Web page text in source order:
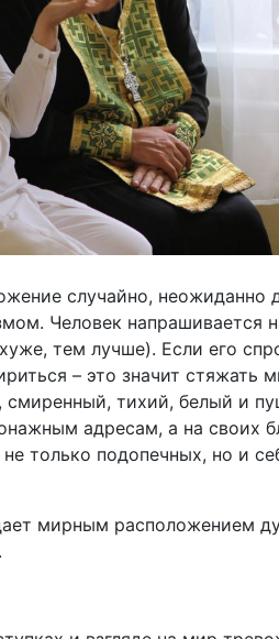
случайно, неожиданно
Человек напрашивается
тем лучше). Если его
– это значит
смиренный, тихий, белый и
адресам, а на своих
только подопечных, но и
мирным расположением